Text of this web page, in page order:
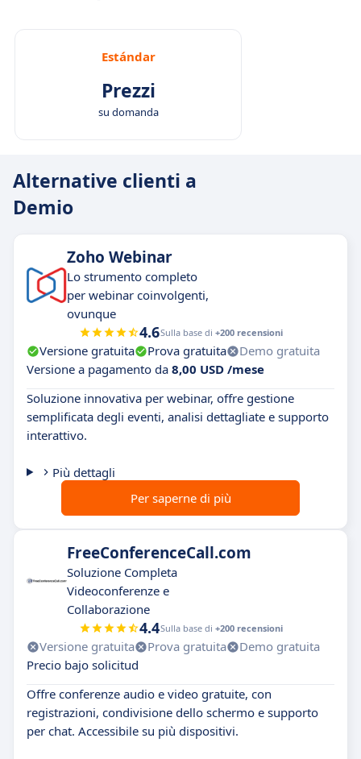
Estándar
Prezzi
su domanda
Alternative clienti a
Demio
Zoho Webinar
Lo strumento completo
per webinar coinvolgenti,
ovunque
4.6Sulla base di +200 recensioni
Versione gratuita Prova gratuita
Demo gratuita
Versione a pagamento da 8,00 USD /mese
Soluzione innovativa per webinar, offre gestione
semplificata degli eventi, analisi dettagliate e supporto
interattivo.
Più dettagli
Per saperne di più
FreeConferenceCall.com
Soluzione Completa
Videoconferenze e
Collaborazione
4.4Sulla base di +200 recensioni
Versione gratuita Prova gratuita
Demo gratuita
Precio bajo solicitud
Offre conferenze audio e video gratuite, con
registrazioni, condivisione dello schermo e supporto
per chat. Accessibile su più dispositivi.